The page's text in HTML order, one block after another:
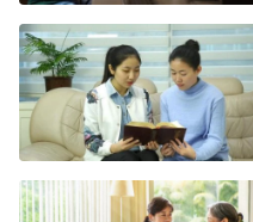
사람이 이 말대로 행동
참아야겠느냐! 욕심도
게 누리면서 많이 고통
된다는 것이다. 다른 사